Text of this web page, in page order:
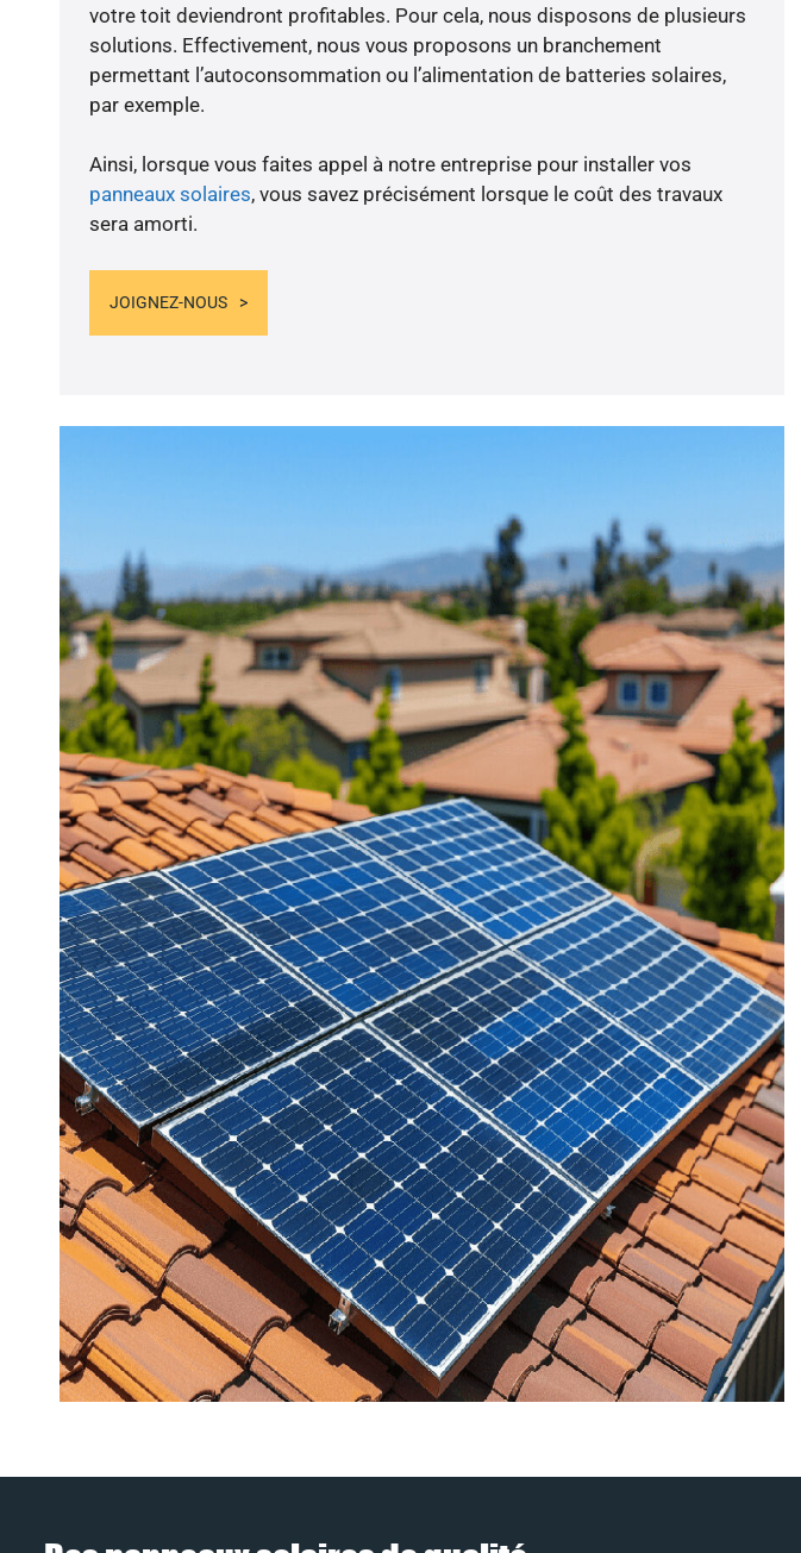
votre toit deviendront profitables. Pour cela, nous disposons de plusieurs
solutions. Effectivement, nous vous proposons un branchement
permettant l’autoconsommation ou l’alimentation de batteries solaires,
par exemple.
Ainsi, lorsque vous faites appel à notre entreprise pour installer vos
panneaux solaires, vous savez précisément lorsque le coût des travaux
sera amorti.
JOIGNEZ-NOUS